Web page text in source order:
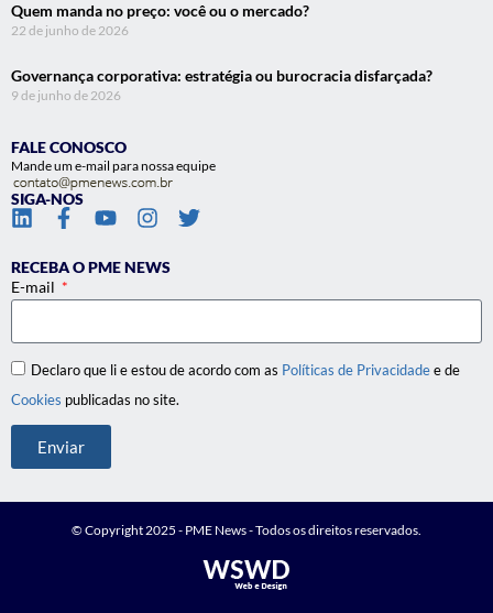
Quem manda no preço: você ou o mercado?
22 de junho de 2026
Governança corporativa: estratégia ou burocracia disfarçada?
9 de junho de 2026
FALE CONOSCO
Mande um e-mail para nossa equipe
SIGA-NOS
RECEBA O PME NEWS
E-mail
Declaro que li e estou de acordo com as Políticas de Privacidadee de
Cookies publicadas no site.
Enviar
© Copyright 2025 - PME News - Todos os direitos reservados.